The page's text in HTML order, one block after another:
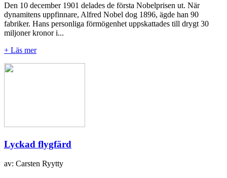
Den 10 december 1901 delades de första Nobelprisen ut. När
dynamitens uppfinnare, Alfred Nobel dog 1896, ägde han 90
fabriker. Hans personliga förmögenhet uppskattades till drygt 30
miljoner kronor i...
+ Läs mer
Lyckad flygfärd
av: Carsten Ryytty